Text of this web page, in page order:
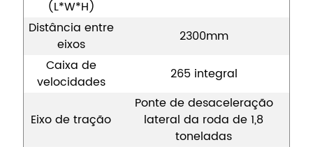
(L*W*H)
Distância entre
eixos
2300mm
Caixa de
velocidades
265 integral
Eixo de tração
Ponte de desaceleração
lateral da roda de 1,8
toneladas